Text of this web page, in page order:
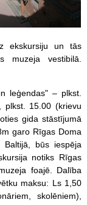
ekskursiju un tās
muzeja vestibilā.
leģendas" – plkst.
plkst. 15.00 (krievu
gida stāstījumā
garo Rīgas Doma
būs iespēja
notiks Rīgas
foajē. Dalība
maksu: Ls 1,50
skolēniem),